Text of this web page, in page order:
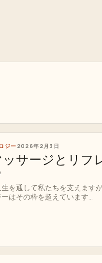
ジー 2026年2月3日
サージとリフ
を通して私たちを支えます
はその枠を超えています...